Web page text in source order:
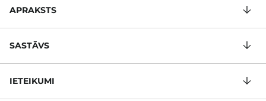
APRAKSTS
SASTĀVS
IETEIKUMI